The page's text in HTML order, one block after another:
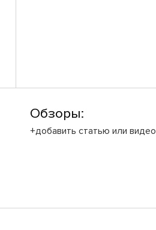
Обзоры:
+добавить статью или видео